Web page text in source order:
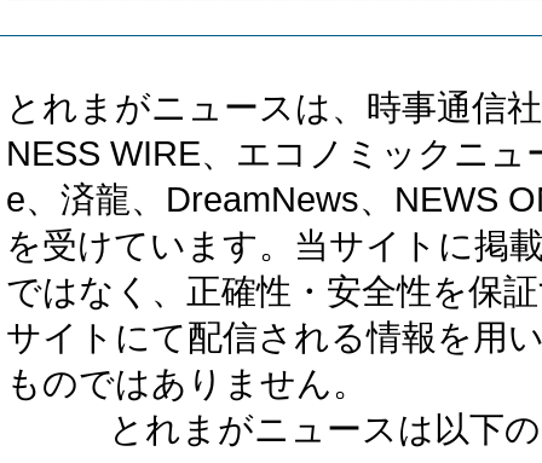
とれまがニュースは、時事通信
NESS WIRE、エコノミックニ
e、済龍、DreamNews、NEWS
を受けています。当サイトに掲
ではなく、正確性・安全性を保
サイトにて配信される情報を用
ものではありません。
とれまがニュースは以下